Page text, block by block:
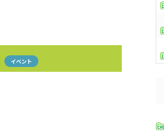
イベント